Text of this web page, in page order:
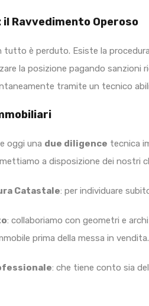
Ravvedimento Operoso
tutto è perduto. Esiste la
la posizione pagando sanzioni
tramite un tecnico
oggi una due diligence tecnica
a disposizione dei nostri
Catastale: per individuare
: collaboriamo con geometri e
prima della messa in vendita.
: che tiene conto sia